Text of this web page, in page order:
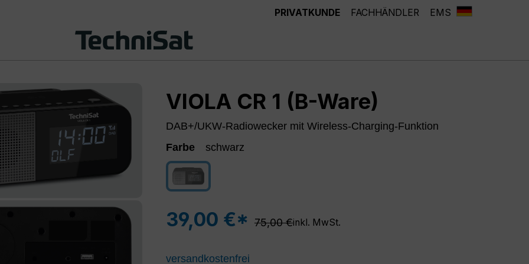
PRIVATKUNDE FACHHÄNDLER EMS
VIOLA CR 1 (B-Ware)
DAB+/UKW-Radiowecker mit Wireless-Charging-Funktion
Farbe
schwarz
schwarz
(Diese Option ist zurzeit nicht verfügbar.)
39,00 €* Regulärer Preis:
75,00 €inkl. MwSt.
versandkostenfrei